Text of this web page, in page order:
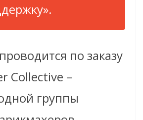
по заказу
Collective –
группы